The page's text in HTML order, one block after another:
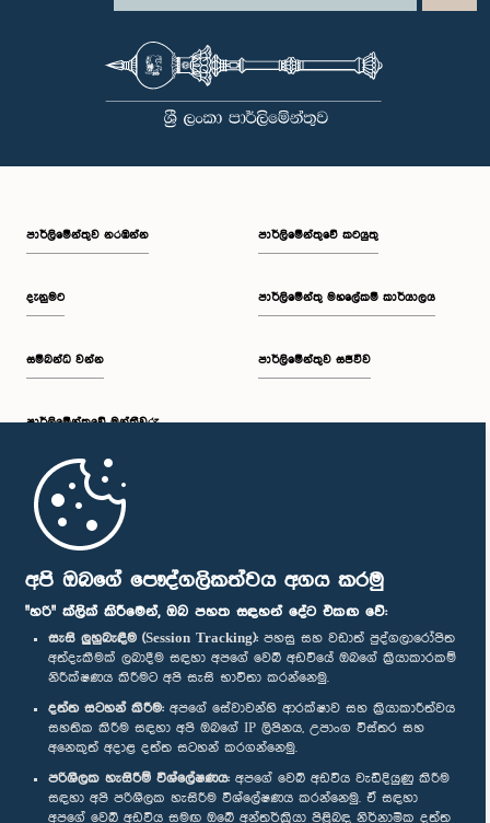
අපි ඔබගේ පෞද්ගලිකත්වය අගය කරමු
"හරි" ක්ලික් කිරීමෙන්, ඔබ පහත සඳහන් දේට එකඟ වේ:
සැසි ලුහුබැඳීම (Session Tracking): පහසු සහ වඩාත් පුද්ගලාරෝපිත
අත්දැකීමක් ලබාදීම සඳහා අපගේ වෙබ් අඩවියේ ඔබගේ ක්‍රියාකාරකම්
නිරීක්ෂණය කිරීමට අපි සැසි භාවිතා කරන්නෙමු.
දත්ත සටහන් කිරීම: අපගේ සේවාවන්හි ආරක්ෂාව සහ ක්‍රියාකාරීත්වය
සහතික කිරීම සඳහා අපි ඔබගේ IP ලිපිනය, උපාංග විස්තර සහ
අනෙකුත් අදාළ දත්ත සටහන් කරගන්නෙමු.
පරිශීලක හැසිරීම් විශ්ලේෂණය: අපගේ වෙබ් අඩවිය වැඩිදියුණු කිරීම
සඳහා අපි පරිශීලක හැසිරීම විශ්ලේෂණය කරන්නෙමු. ඒ සඳහා
අපගේ වෙබ් අඩවිය සමඟ ඔබේ අන්තර්ක්‍රියා පිළිබඳ නිර්නාමික දත්ත
පාර්ලි‌මේන්තුව නරඹන්න
දැනුමට
සම්බන්ධ වන්න
පාර්ලි‌මේන්තුවේ මන්ත්‍රීවරු
මුල් පිටුව
පාර්ලිමේන්තුවේ කටයුතු
පාර්ලිමේන්තු මහලේකම් කාර්යාලය
පාර්ලිමේන්තුව සජීවීව
පාර්ලිමේන්තු ජංගම යෙදුම
අප හා සම්බන්ධ වී සිටින්න :
සම්මාන